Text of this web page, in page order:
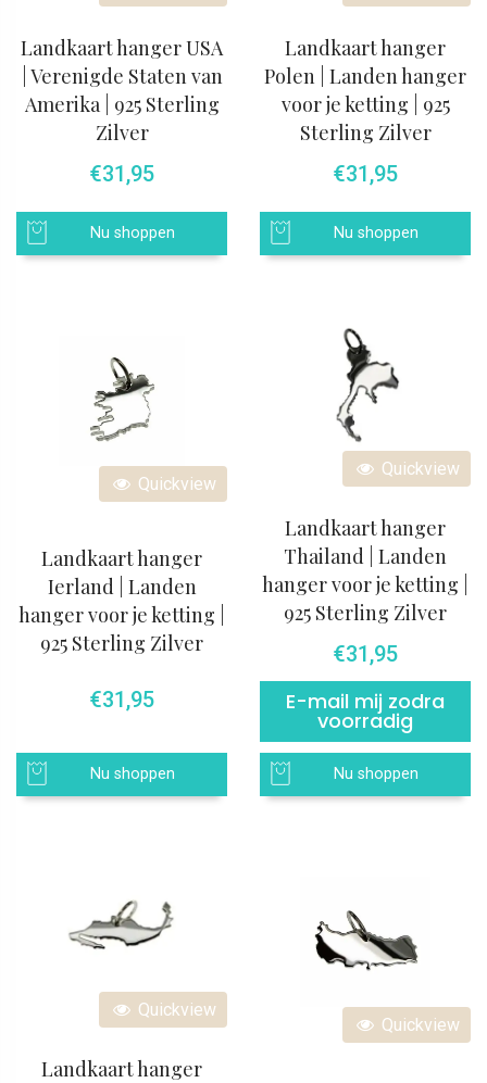
Landkaart hanger USA
| Verenigde Staten van
Amerika | 925 Sterling
Zilver
€31,95
Nu shoppen
Landkaart hanger
Polen | Landen hanger
voor je ketting | 925
Sterling Zilver
€31,95
Nu shoppen
Quickview
Landkaart hanger
Ierland | Landen
hanger voor je ketting |
925 Sterling Zilver
€31,95
Nu shoppen
Quickview
Landkaart hanger
Thailand | Landen
hanger voor je ketting |
925 Sterling Zilver
€31,95
E-mail mij zodra
voorradig
Nu shoppen
Quickview
Landkaart hanger
Quickview